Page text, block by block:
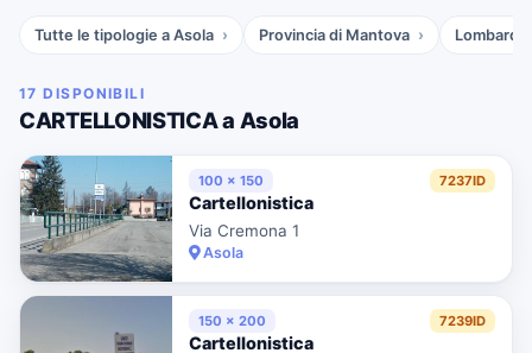
Tutte le tipologie a Asola Provincia di Mantova Lombardia
17 DISPONIBILI
CARTELLONISTICA a Asola
100 x 150 7237ID
Cartellonistica
Via Cremona 1
Asola
150 x 200 7239ID
Cartellonistica